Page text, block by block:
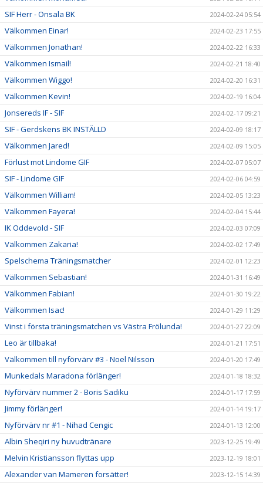
SIF Herr - Onsala BK 2024-02-24 05:54
Välkommen Einar! 2024-02-23 17:55
Välkommen Jonathan! 2024-02-22 16:33
Välkommen Ismail! 2024-02-21 18:40
Välkommen Wiggo! 2024-02-20 16:31
Välkommen Kevin! 2024-02-19 16:04
Jonsereds IF - SIF 2024-02-17 09:21
SIF - Gerdskens BK INSTÄLLD 2024-02-09 18:17
Välkommen Jared! 2024-02-09 15:05
Förlust mot Lindome GIF 2024-02-07 05:07
SIF - Lindome GIF 2024-02-06 04:59
Välkommen William! 2024-02-05 13:23
Välkommen Fayera! 2024-02-04 15:44
IK Oddevold - SIF 2024-02-03 07:09
Välkommen Zakaria! 2024-02-02 17:49
Spelschema Träningsmatcher 2024-02-01 12:23
Välkommen Sebastian! 2024-01-31 16:49
Välkommen Fabian! 2024-01-30 19:22
Välkommen Isac! 2024-01-29 11:29
Vinst i första träningsmatchen vs Västra Frölunda! 2024-01-27 22:09
Leo är tillbaka! 2024-01-21 17:51
Välkommen till nyförvärv #3 - Noel Nilsson 2024-01-20 17:49
Munkedals Maradona förlänger! 2024-01-18 18:32
Nyförvärv nummer 2 - Boris Sadiku 2024-01-17 17:59
Jimmy förlänger! 2024-01-14 19:17
Nyförvärv nr #1 - Nihad Cengic 2024-01-13 12:00
Albin Sheqiri ny huvudtränare 2023-12-25 19:49
Melvin Kristiansson flyttas upp 2023-12-19 18:01
Alexander van Mameren forsätter! 2023-12-15 14:39